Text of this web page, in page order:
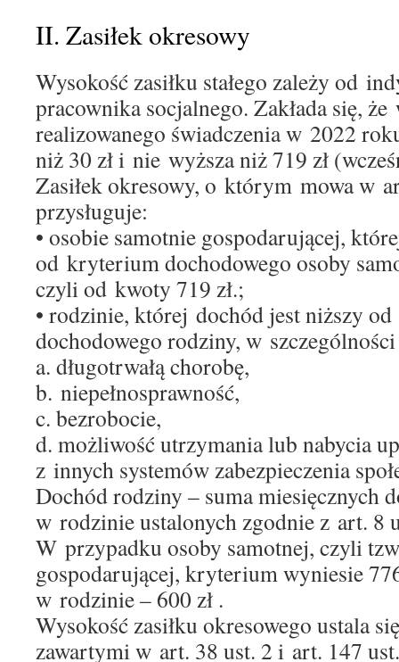
II. Zasiłek okresowy
Wysokość zasiłku stałego zależy od
pracownika socjalnego. Zakłada się, że
realizowanego świadczenia w 2022
niż 30 zł i nie wyższa niż 719 zł
Zasiłek okresowy, o którym mowa w
przysługuje:
• osobie samotnie gospodarującej,
od kryterium dochodowego osoby
czyli od kwoty 719 zł.;
• rodzinie, której dochód jest niższy
dochodowego rodziny, w
a. długotrwałą chorobę,
b. niepełnosprawność,
c. bezrobocie,
d. możliwość utrzymania lub nabycia
z innych systemów zabezpieczenia
Dochód rodziny – suma miesięcznych
w rodzinie ustalonych zgodnie z art. 8
W przypadku osoby samotnej, czyli
gospodarującej, kryterium wyniesie
w rodzinie – 600 zł .
Wysokość zasiłku okresowego ustala
zawartymi w art. 38 ust. 2 i art. 147